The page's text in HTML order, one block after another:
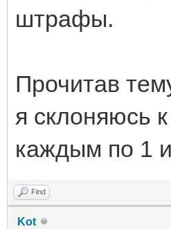
штрафы.
Прочитав
я склоняюсь
каждым по 1
Find
Kot